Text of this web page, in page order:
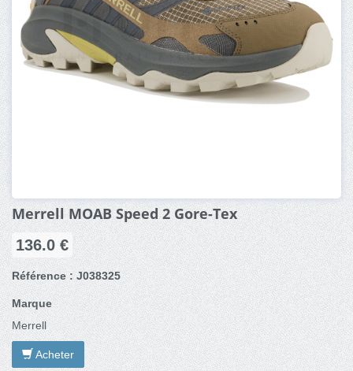
Merrell MOAB Speed 2 Gore-Tex
136.0 €
Référence : J038325
Marque
Merrell
Acheter